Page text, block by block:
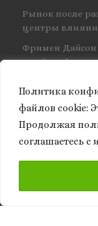
Политика
файлов сookie:
Продолжая
соглашаетесь с
Рынок после
центры
Фримен Дайсон
и той же
© 2026